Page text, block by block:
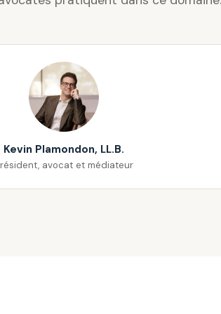
Kevin Plamondon, LL.B.
avocat et médiateur